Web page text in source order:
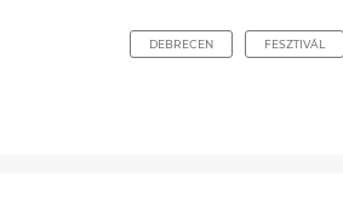
DEBRECEN FESZTIVÁL